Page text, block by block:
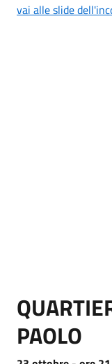
vai alle slide
PAOLO